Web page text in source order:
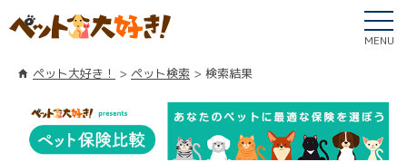
MENU
ペット大好き！ ペット検索 検索結果